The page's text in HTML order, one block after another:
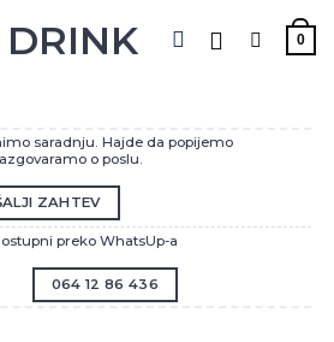
0
saradnju. Hajde da popijemo
o poslu.
ZAHTEV
preko WhatsUp-a
064 12 86 436